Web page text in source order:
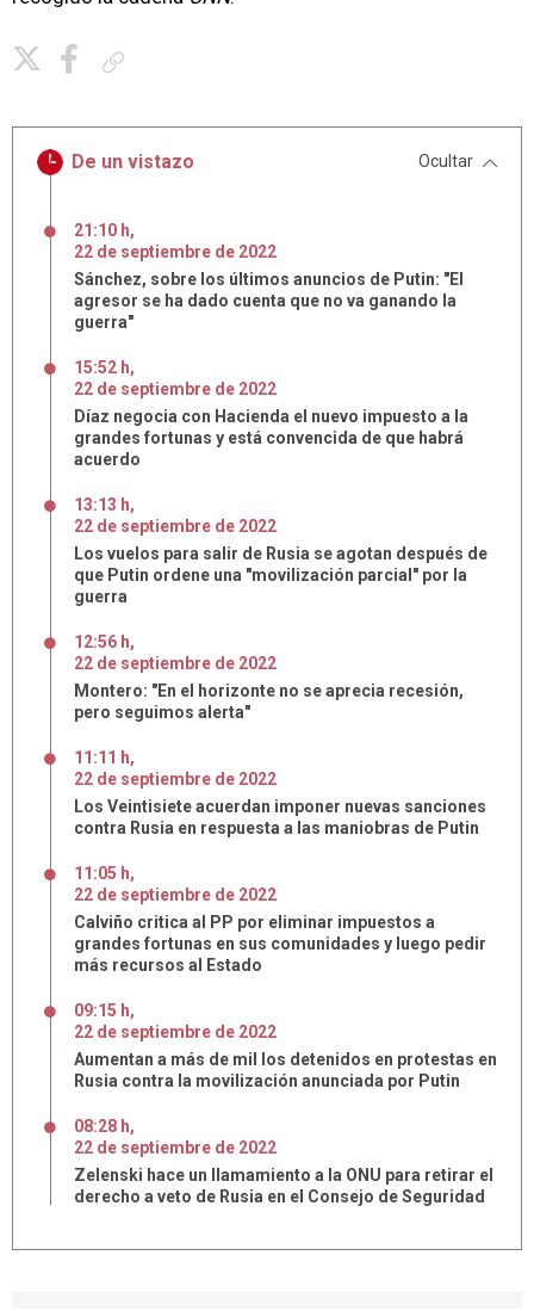
De un vistazo Ocultar
21:10 h,
22 de septiembre de 2022
Sánchez, sobre los últimos anuncios de Putin: "El
agresor se ha dado cuenta que no va ganando la
guerra"
15:52 h,
22 de septiembre de 2022
Díaz negocia con Hacienda el nuevo impuesto a la
grandes fortunas y está convencida de que habrá
acuerdo
13:13 h,
22 de septiembre de 2022
Los vuelos para salir de Rusia se agotan después de
que Putin ordene una "movilización parcial" por la
guerra
12:56 h,
22 de septiembre de 2022
Montero: "En el horizonte no se aprecia recesión,
pero seguimos alerta"
11:11 h,
22 de septiembre de 2022
Los Veintisiete acuerdan imponer nuevas sanciones
contra Rusia en respuesta a las maniobras de Putin
11:05 h,
22 de septiembre de 2022
Calviño critica al PP por eliminar impuestos a
grandes fortunas en sus comunidades y luego pedir
más recursos al Estado
09:15 h,
22 de septiembre de 2022
Aumentan a más de mil los detenidos en protestas en
Rusia contra la movilización anunciada por Putin
08:28 h,
22 de septiembre de 2022
Zelenski hace un llamamiento a la ONU para retirar el
derecho a veto de Rusia en el Consejo de Seguridad